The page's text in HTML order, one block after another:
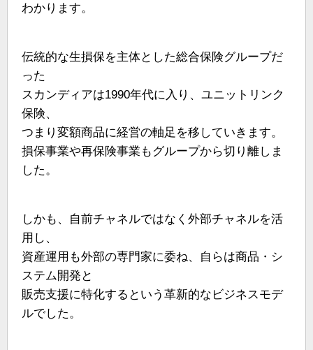
わかります。
伝統的な生損保を主体とした総合保険グループだ
った
スカンディアは1990年代に入り、ユニットリンク
保険、
つまり変額商品に経営の軸足を移していきます。
損保事業や再保険事業もグループから切り離しま
した。
しかも、自前チャネルではなく外部チャネルを活
用し、
資産運用も外部の専門家に委ね、自らは商品・シ
ステム開発と
販売支援に特化するという革新的なビジネスモデ
ルでした。